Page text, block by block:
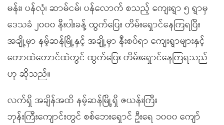
မန်း၊ ပန်လုံ၊ ဆာမ်ငမ်၊ ပန်လောက် စသည့် ကျေးရွာ ၅ ရွာမှ
ဒေသခံ ၂၀၀၀ နီးပါးခန့် ထွက်ပြေး တိမ်းရှောင်နေကြရပြီး
အချို့မှာ နမ့်ဆန်မြို့နှင့် အချို့မှာ နီးစပ်ရာ ကျေးရွာများနှင့်
တောထဲတောင်ထဲတွင် ထွက်ပြေး တိမ်းရှောင်နေကြရသည်
ဟု ဆိုသည်။
လက်ရှိ အချိန်အထိ နမ့်ဆန်မြို့ရှိ ဇယန်းကြီး
ဘုန်းကြီးကျောင်းတွင် စစ်ဘေးရှောင် ဦးရေ ၁၀၀၀ ကျော်